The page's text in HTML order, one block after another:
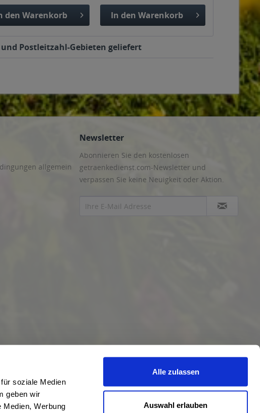
soziale Medien
geben wir
Medien, Werbung
Alle zulassen
Auswahl erlauben
den Warenkorb In den Warenkorb
Postleitzahl-Gebieten geliefert
allgemein
Newsletter
Abonnieren Sie den kostenlosen
getraenkedienst.com-Newsletter und
verpassen Sie keine Neuigkeit oder Aktion.